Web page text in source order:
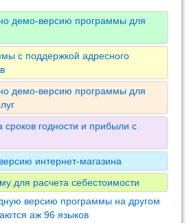
демо-версию программы для
с поддержкой адресного
демо-версию программы для
сроков годности и прибыли с
интернет-магазина
для расчета себестоимости
версию программы на другом
аж 96 языков